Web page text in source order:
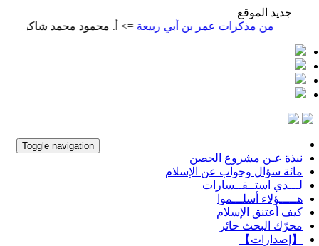
جديد الموقع
من مذكرات عمر بن أبي ربيعة=> أ. محمود محمد شاكر
Toggle navigation
نبذة عـن مشروع الحصن
مائة سؤال وجواب عن الإسلام
لـــدي استــفــسارات
هـــــؤلاء أسلـــموا
كيف أعتنق الإسلام
محرّك البحث حائر
【إصدارات】